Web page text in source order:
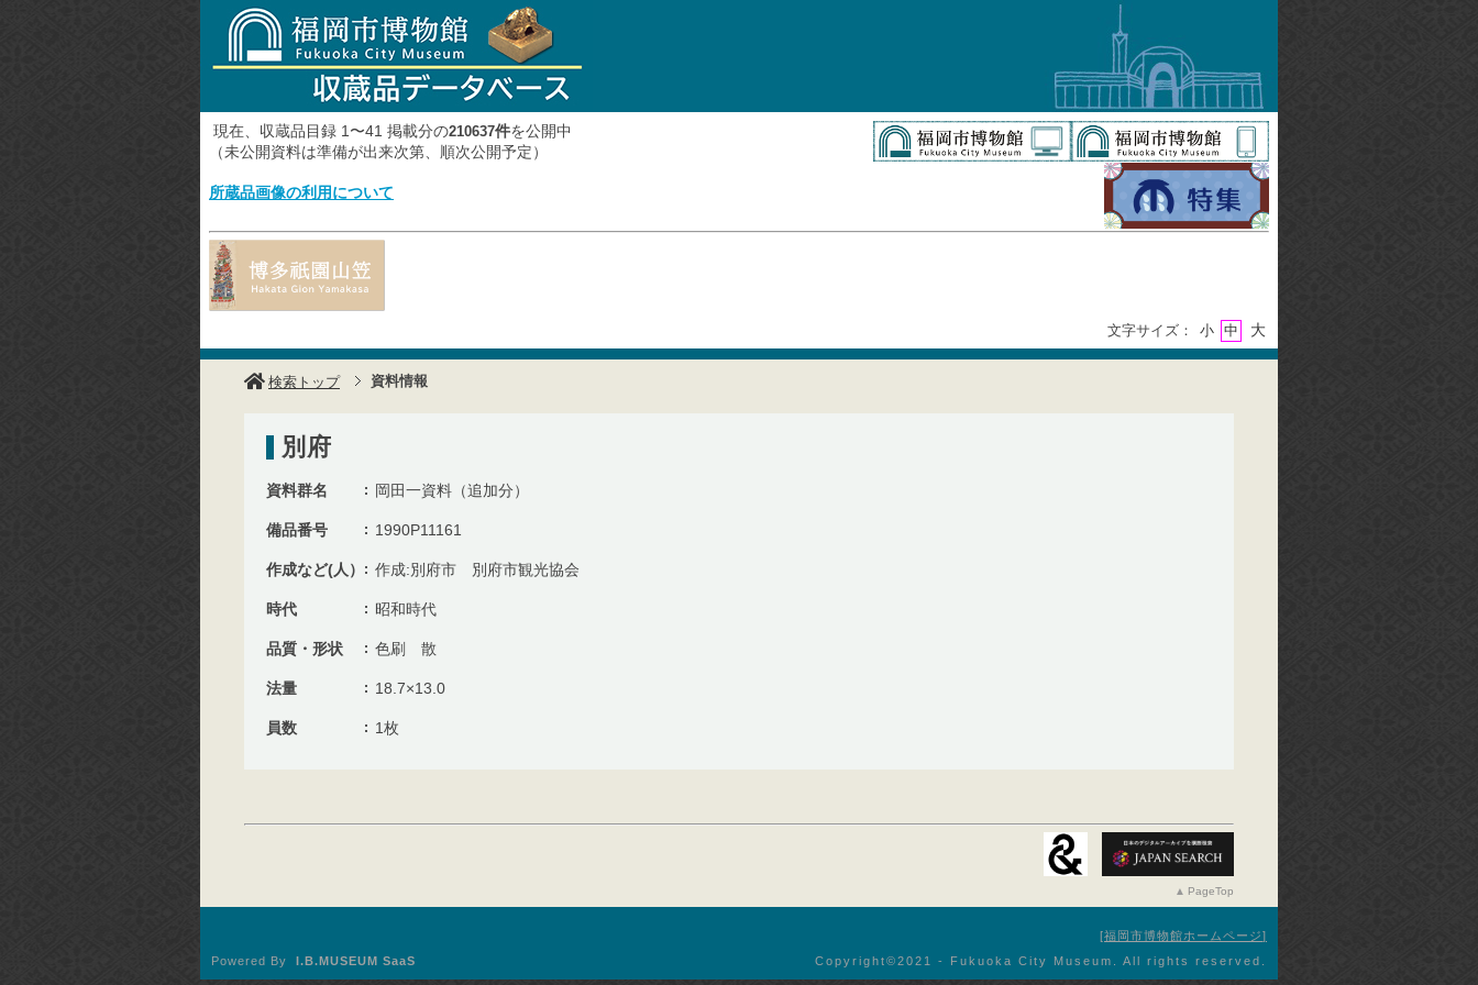
現在、収蔵品目録 1〜41 掲載分の210637件を公開中
（未公開資料は準備が出来次第、順次公開予定）
所蔵品画像の利用について
文字サイズ： 小 中 大
検索トップ 資料情報
別府
資料群名 岡田一資料（追加分）
備品番号 1990P11161
作成など(人） 作成:別府市 別府市観光協会
時代 昭和時代
品質・形状 色刷 散
法量 18.7×13.0
員数 1枚
PageTop
福岡市博物館ホームページ
Copyright©︎2021 - Fukuoka City Museum. All rights reserved.
Powered By I.B.MUSEUM SaaS